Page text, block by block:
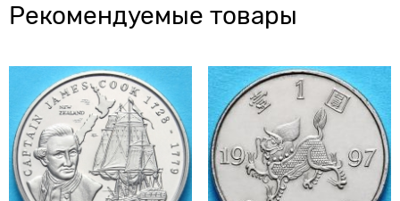
Рекомендуемые товары